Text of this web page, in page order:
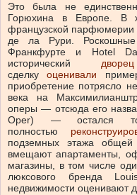
Это была не
Горюхина в Европе. В
французской
де ла Рури. Роскошные
Франкфурте и Hotel
исторический дворец
сделкуоценивали
приобретение потрясло
века на
оперы — отсюда его
Oper) — остался
полностью
подземных этажа
вмещают апартаменты,
магазины, в том числе
люксового бренда
недвижимости оценивают